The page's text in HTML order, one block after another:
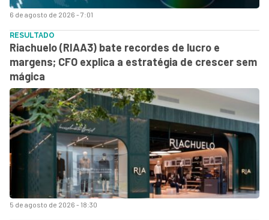
6 de agosto de 2026 - 7:01
5 de agosto de 2026 - 18:30
RESULTADO
Riachuelo (RIAA3) bate recordes de lucro e
margens; CFO explica a estratégia de crescer sem
mágica